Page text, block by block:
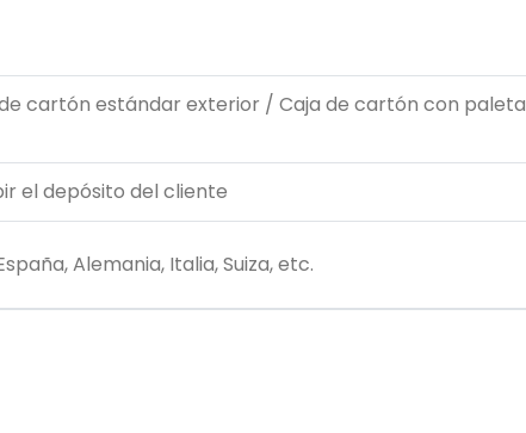
cartón estándar exterior / Caja de cartón con paleta
el depósito del cliente
Alemania, Italia, Suiza, etc.